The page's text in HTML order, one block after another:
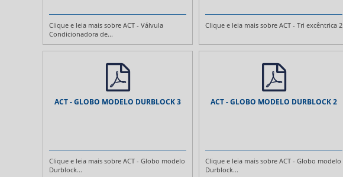
Clique e leia mais sobre ACT - Válvula
Condicionadora de...
Clique e leia mais sobre ACT - Tri excêntrica 2
ACT - GLOBO MODELO DURBLOCK 3
Clique e leia mais sobre ACT - Globo modelo
Durblock...
ACT - GLOBO MODELO DURBLOCK 2
Clique e leia mais sobre ACT - Globo modelo
Durblock...